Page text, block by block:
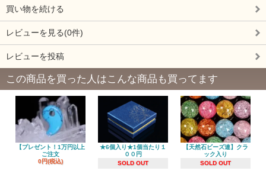
買い物を続ける
レビューを見る(0件)
レビューを投稿
この商品を買った人はこんな商品も買ってます
【プレゼント！1万円以上
ご注文
0円(税込)
★6個入り★1個当たり１
００円
SOLD OUT
【天然石ビーズ連】クラ
ック入り
SOLD OUT